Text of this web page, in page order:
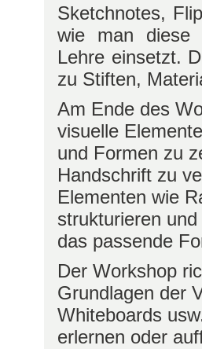
Sketchnotes,
wie man diese
Lehre einsetzt.
zu Stiften,
Am Ende des
visuelle
und Formen zu
Handschrift zu
Elementen wie
strukturieren
das passende
Der Workshop
Grundlagen der
Whiteboards
erlernen oder